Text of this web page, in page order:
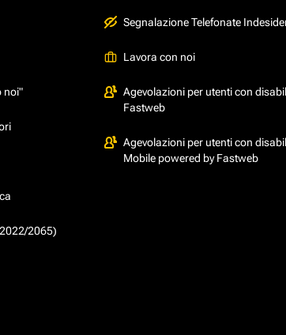
noi"
2065)
Segnalazione Telefonate
Lavora con noi
Agevolazioni per utenti con
Fastweb
Agevolazioni per utenti con
Mobile powered by Fastweb